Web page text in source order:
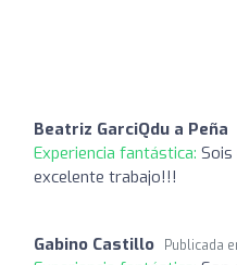
Beatriz GarciQdu a Peña
Experiencia fantástica: Sois
excelente trabajo!!!
Gabino Castillo Publicada